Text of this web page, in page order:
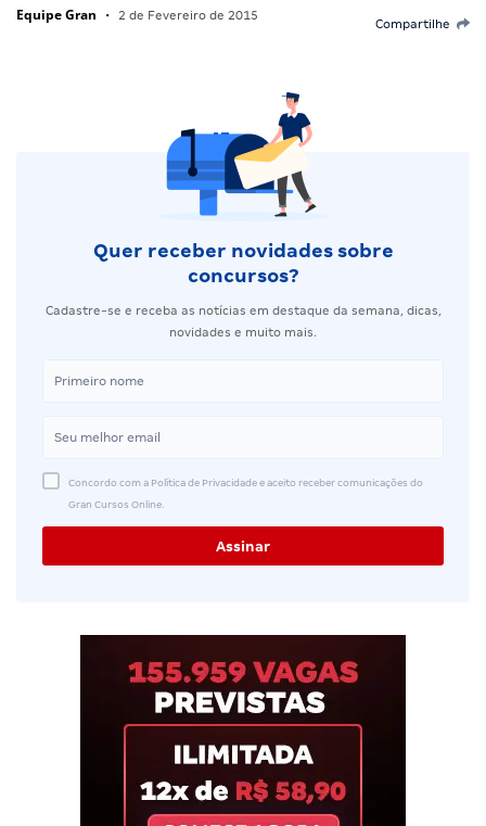
Equipe Gran • 2 de Fevereiro de 2015
Compartilhe
Quer receber novidades sobre
concursos?
Cadastre-se e receba as notícias em destaque da semana, dicas,
novidades e muito mais.
Concordo com a Política de Privacidade e aceito receber comunicações do
Gran Cursos Online.